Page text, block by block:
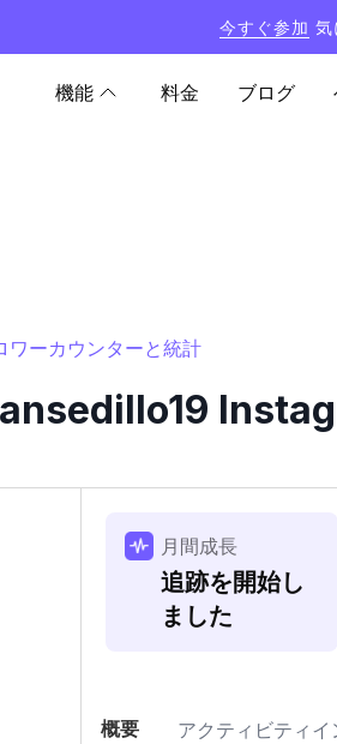
今すぐ参加 気
機能 料金 ブログ
ーカウンターと統計
月間成長
追跡を開始し
ました
概要 アクティビティイ